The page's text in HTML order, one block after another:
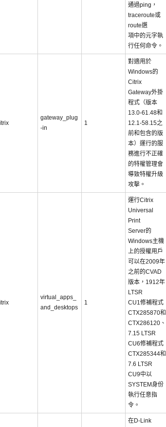
通過ping，
traceroute或
route選
項中的元字執
行任何命令。
gateway_plug
-in
1
對適用於
Windows的
Citrix
Gateway外掛
程式（版本
13.0-61.48和
12.1-58.15之
前和包含的版
本）運行的服
務進行不正確
的特權管理會
導致特權升級
攻擊。
virtual_apps_
and_desktops
1
運行Citrix
Universal
Print
Server的
Windows主機
上的授權用戶
可以在2009年
之前的CVAD
版本，1912年
LTSR
CU1修補程式
CTX285870和
CTX286120、
7.15 LTSR
CU6修補程式
CTX285344和
7.6 LTSR
CU9中以
SYSTEM身份
執行任意指
令。
在D-Link